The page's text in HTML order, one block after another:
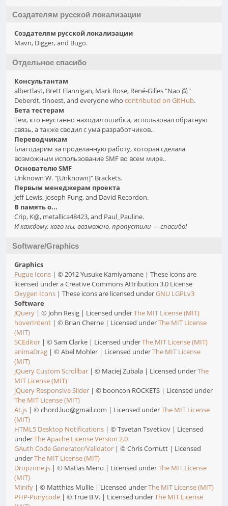
Создателям русской локализации
Создателям русской локализации
Mavn, Digger, and Bugo.
Отдельное спасибо
Консультантам
albertlast, Brett Flannigan, Mark Rose, René-Gilles "Nao 尚"
Deberdt, tinoest, and everyone who contributed on GitHub.
Бета тестерам
Тем, кто неустанно находил ошибки, использовал обратную
связь, а также сводил с ума разработчиков..
Переводчикам
Благодарим за проделанную работу, которая сделала
возможным использование SMF во всем мире..
Основателю SMF
Unknown W. "[Unknown]" Brackets.
Первым менеджерам проекта
Jeff Lewis, Joseph Fung, and David Recordon.
В память о...
Crip, K@, metallica48423, and Paul_Pauline.
И каждому, кого мы, возможно, пропустили — спасибо!
Software/Graphics
Graphics
Fugue Icons | © 2012 Yusuke Kamiyamane | These icons are
licensed under a Creative Commons Attribution 3.0 License
Oxygen Icons | These icons are licensed underGNU LGPLv3
Software
JQuery | © John Resig | Licensed underThe MIT License (MIT)
hoverIntent | © Brian Cherne | Licensed underThe MIT License
(MIT)
SCEditor | © Sam Clarke | Licensed underThe MIT License (MIT)
animaDrag | © Abel Mohler | Licensed underThe MIT License
(MIT)
jQuery Custom Scrollbar | © Maciej Zubala | Licensed underThe
MIT License (MIT)
jQuery Responsive Slider | © booncon ROCKETS | Licensed under
The MIT License (MIT)
At.js | © chord.luo@gmail.com | Licensed underThe MIT License
(MIT)
HTML5 Desktop Notifications | © Tsvetan Tsvetkov | Licensed
underThe Apache License Version 2.0
GAuth Code Generator/Validator | © Chris Cornutt | Licensed
underThe MIT License (MIT)
Dropzone.js | © Matias Meno | Licensed underThe MIT License
(MIT)
Minify | © Matthias Mullie | Licensed underThe MIT License (MIT)
PHP-Punycode | © True B.V. | Licensed underThe MIT License